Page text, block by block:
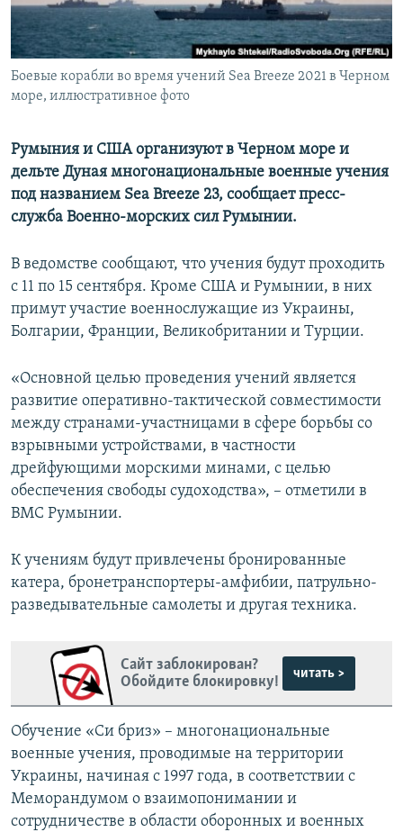
ПОБЕДИТЕЛЕЙ НЕ СУДЯТ?
КРЫМ.НЕПОКОРЕННЫЙ
ELIFBE
ПРИСОЕДИНЯЙТЕСЬ!
Боевые корабли во время учений Sea Breeze 2021 в Черном
море, иллюстративное фото
Румыния и США организуют в Черном море и
дельте Дуная многонациональные военные учения
под названием Sea Breeze 23, сообщает пресс-
служба Военно-морских сил Румынии.
В ведомстве сообщают, что учения будут проходить
с 11 по 15 сентября. Кроме США и Румынии, в них
примут участие военнослужащие из Украины,
Болгарии, Франции, Великобритании и Турции.
«Основной целью проведения учений является
развитие оперативно-тактической совместимости
между странами-участницами в сфере борьбы со
взрывными устройствами, в частности
дрейфующими морскими минами, с целью
обеспечения свободы судоходства», – отметили в
ВМС Румынии.
К учениям будут привлечены бронированные
катера, бронетранспортеры-амфибии, патрульно-
разведывательные самолеты и другая техника.
Сайт заблокирован?
Обойдите блокировку!
читать >
Обучение «Си бриз» – многонациональные
военные учения, проводимые на территории
Украины, начиная с 1997 года, в соответствии с
Меморандумом о взаимопонимании и
сотрудничестве в области оборонных и военных